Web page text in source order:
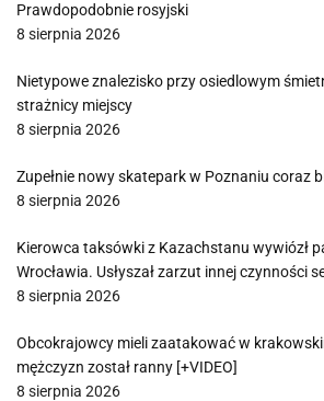
Prawdopodobnie rosyjski
8 sierpnia 2026
Nietypowe znalezisko przy osiedlowym
strażnicy miejscy
8 sierpnia 2026
Zupełnie nowy skatepark w Poznaniu coraz
8 sierpnia 2026
Kierowca taksówki z Kazachstanu wywiózł
Wrocławia. Usłyszał zarzut innej czynności
8 sierpnia 2026
Obcokrajowcy mieli zaatakować w
mężczyzn został ranny [+VIDEO]
8 sierpnia 2026